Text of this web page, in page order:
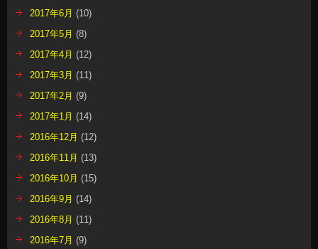
2017年6月 (10)
2017年5月 (8)
2017年4月 (12)
2017年3月 (11)
2017年2月 (9)
2017年1月 (14)
2016年12月 (12)
2016年11月 (13)
2016年10月 (15)
2016年9月 (14)
2016年8月 (11)
2016年7月 (9)